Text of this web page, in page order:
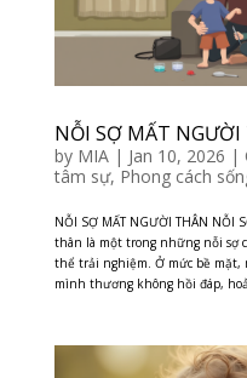
NỖI SỢ MẤT NGƯỜI
by MIA| Jan 10, 2026 |
tâm sự, Phong cách
NỖI SỢ MẤT NGƯỜI THÂN NỖI
thân là một trong những nỗi sợ
thể trải nghiệm. Ở mức bề
mình thương không hồi đáp,